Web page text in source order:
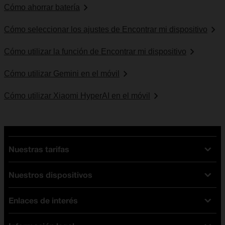
Cómo ahorrar batería
Cómo seleccionar los ajustes de Encontrar mi dispositivo
Cómo utilizar la función de Encontrar mi dispositivo
Cómo utilizar Gemini en el móvil
Cómo utilizar Xiaomi HyperAI en el móvil
Nuestras tarifas
Tarifas Orange
Tarifas fibra y móvil
Tarifas móviles
Tarifas internet y fibra
Nuestros dispositivos
Ofertas en móviles
iPhone
Enlaces de interés